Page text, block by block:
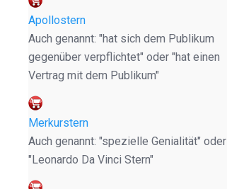
Apollostern
Auch genannt: "hat sich dem Publikum
gegenüber verpflichtet" oder "hat einen
Vertrag mit dem Publikum"
Merkurstern
Auch genannt: "spezielle Genialität" oder
"Leonardo Da Vinci Stern"